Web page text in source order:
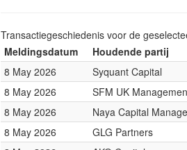
Transactiegeschiedenis voor de
Meldingsdatum
Houdende partij
8 May 2026
Syquant Capital
8 May 2026
SFM UK
8 May 2026
Naya Capital
8 May 2026
GLG Partners